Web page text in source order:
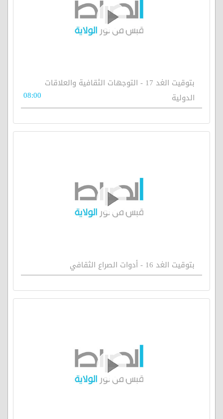
بتوقيت الغد 17 - التوجهات الثقافية والعلاقات
الدولية
08:00
بتوقيت الغد 16 - أدوات الصراع الثقافي